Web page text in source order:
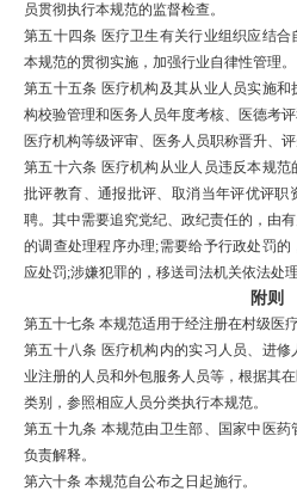
员贯彻执行本规范的监督检查。
第五十四条 医疗卫生有关行业组织应结
本规范的贯彻实施，加强行业自律性管理。
第五十五条 医疗机构及其从业人员实施
构校验管理和医务人员年度考核、医德考
医疗机构等级评审、医务人员职称晋升、评
第五十六条 医疗机构从业人员违反本规
批评教育、通报批评、取消当年评优评职
聘。其中需要追究党纪、政纪责任的，由
的调查处理程序办理;需要给予行政处罚的
应处罚;涉嫌犯罪的，移送司法机关依法处理
附则
第五十七条 本规范适用于经注册在村级医
第五十八条 医疗机构内的实习人员、进
业注册的人员和外包服务人员等，根据其
类别 ，参照相应人员分类执行本规范。
第五十九条 本规范由卫生部、 国家中医药
负责解释。
第六十条 本规范自公布之日起施行。